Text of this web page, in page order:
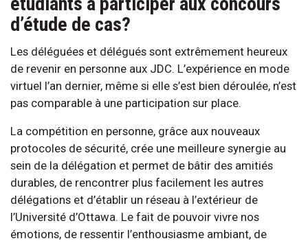
d’étude de cas?
Les déléguées et délégués sont extrêmement heureux
de revenir en personne aux JDC. L’expérience en mode
virtuel l’an dernier, même si elle s’est bien déroulée, n’est
pas comparable à une participation sur place.
La compétition en personne, grâce aux nouveaux
protocoles de sécurité, crée une meilleure synergie au
sein de la délégation et permet de bâtir des amitiés
durables, de rencontrer plus facilement les autres
délégations et d’établir un réseau à l’extérieur de
l’Université d’Ottawa. Le fait de pouvoir vivre nos
émotions, de ressentir l’enthousiasme ambiant, de